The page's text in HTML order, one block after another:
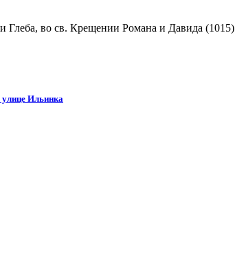
Глеба, во св. Крещении Романа и Давида (1015)
улице Ильинка